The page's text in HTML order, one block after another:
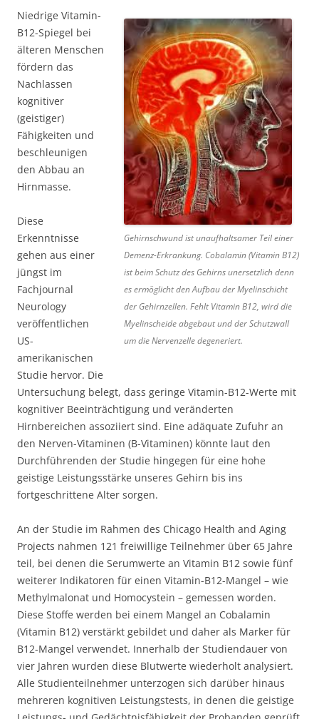
Gehirnschwund ist unaufhaltsamer Teil einer
Demenz-Erkrankung. Cobalamin (Vitamin B12)
ist beim Schutz des Gehirns unersetzlich denn
es ermöglicht den Aufbau der Myelinschicht
der Gehirnzellen. Fehlt Vitamin B12, wird die
Myelinscheide abgebaut und der Schutzwall
um die Nervenzelle degeneriert.
Niedrige Vitamin-
B12-Spiegel bei
älteren Menschen
fördern das
Nachlassen
kognitiver
(geistiger)
Fähigkeiten und
beschleunigen
den Abbau an
Hirnmasse.
Diese
Erkenntnisse
gehen aus einer
jüngst im
Fachjournal
Neurology
veröffentlichen
US-
amerikanischen
Studie hervor. Die
Untersuchung belegt, dass geringe Vitamin-B12-Werte mit
kognitiver Beeinträchtigung und veränderten
Hirnbereichen assoziiert sind. Eine adäquate Zufuhr an
den Nerven-Vitaminen (B-Vitaminen) könnte laut den
Durchführenden der Studie hingegen für eine hohe
geistige Leistungsstärke unseres Gehirn bis ins
fortgeschrittene Alter sorgen.
An der Studie im Rahmen des Chicago Health and Aging
Projects nahmen 121 freiwillige Teilnehmer über 65 Jahre
teil, bei denen die Serumwerte an Vitamin B12 sowie fünf
weiterer Indikatoren für einen Vitamin-B12-Mangel – wie
Methylmalonat und Homocystein – gemessen worden.
Diese Stoffe werden bei einem Mangel an Cobalamin
(Vitamin B12) verstärkt gebildet und daher als Marker für
B12-Mangel verwendet. Innerhalb der Studiendauer von
vier Jahren wurden diese Blutwerte wiederholt analysiert.
Alle Studienteilnehmer unterzogen sich darüber hinaus
mehreren kognitiven Leistungstests, in denen die geistige